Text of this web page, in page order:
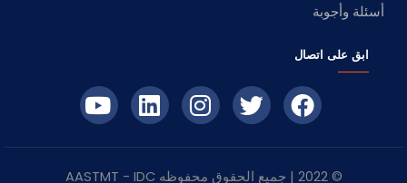
أسئلة وأجوبة
ابق على اتصال
© 2022 | جميع الحقوق محفوظه IDC
- AASTMT